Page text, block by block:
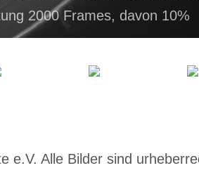
2000 Frames, davon 10%
e.V. Alle Bilder sind